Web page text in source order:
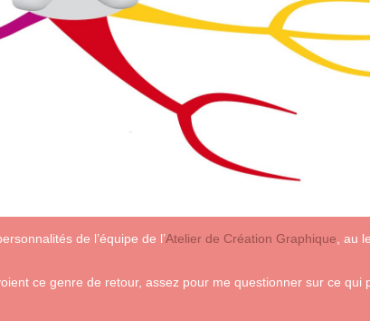
de l’équipe de l’Atelier de Création Graphique , au
ce genre de retour, assez pour me questionner sur ce qui